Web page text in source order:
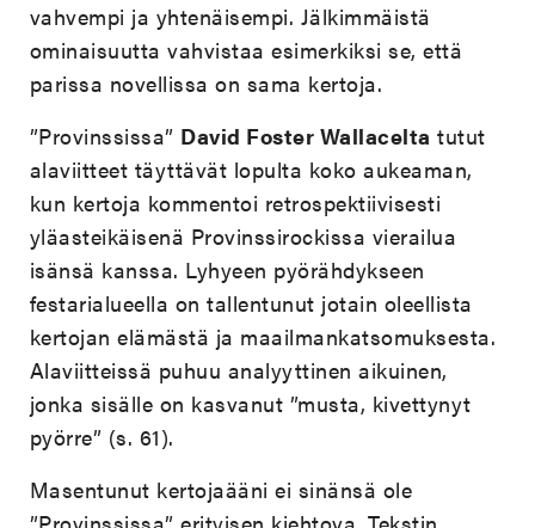
vahvempi ja yhtenäisempi. Jälkimmäistä
ominaisuutta vahvistaa esimerkiksi se, että
parissa novellissa on sama kertoja.
”Provinssissa” David Foster Wallacelta tutut
alaviitteet täyttävät lopulta koko aukeaman,
kun kertoja kommentoi retrospektiivisesti
yläasteikäisenä Provinssirockissa vierailua
isänsä kanssa. Lyhyeen pyörähdykseen
festarialueella on tallentunut jotain oleellista
kertojan elämästä ja maailmankatsomuksesta.
Alaviitteissä puhuu analyyttinen aikuinen,
jonka sisälle on kasvanut ”musta, kivettynyt
pyörre” (s. 61).
Masentunut kertojaääni ei sinänsä ole